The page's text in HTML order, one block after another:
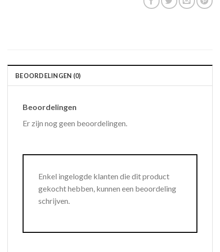
BEOORDELINGEN (0)
Beoordelingen
Er zijn nog geen beoordelingen.
Enkel ingelogde klanten die dit product
gekocht hebben, kunnen een beoordeling
schrijven.